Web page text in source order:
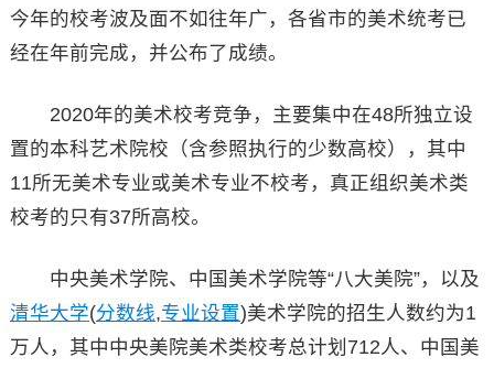
今年的校考波及面不如往年广，各省市的美术统考已
经在年前完成，并公布了成绩。
2020年的美术校考竞争，主要集中在48所独立设
置的本科艺术院校（含参照执行的少数高校），其中
11所无美术专业或美术专业不校考，真正组织美术类
校考的只有37所高校。
中央美术学院、中国美术学院等“八大美院”，以及
清华大学(分数线,专业设置)美术学院的招生人数约为1
万人，其中中央美院美术类校考总计划712人、中国美